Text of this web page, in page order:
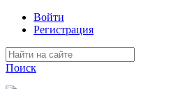
Войти
Регистрация
Поиск